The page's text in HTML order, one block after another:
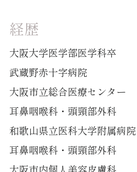
経歴
大阪大学医学部医学科卒
武蔵野赤十字病院
大阪市立総合医療センター
耳鼻咽喉科・頭頸部外科
和歌山県立医科大学附属病院
耳鼻咽喉科・頭頸部外科